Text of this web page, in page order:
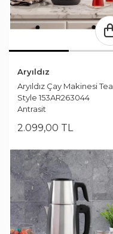
Aryıldız
Aryıldız Çay Makinesi Tea
Style 153AR263044
Antrasit
2.099,00 TL